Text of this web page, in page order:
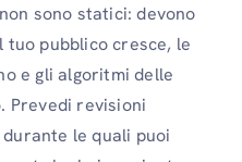
sono statici: devono
tuo pubblico cresce, le
e gli algoritmi delle
Prevedi revisioni
le quali puoi